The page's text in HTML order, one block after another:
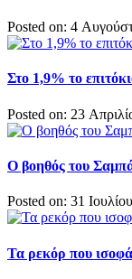
Posted on: 4
Στο 1,9% το
Posted on: 23
Ο βοηθός του
Posted on: 31
Τα ρεκόρ που